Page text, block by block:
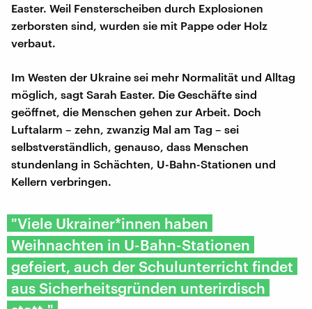
Easter. Weil Fensterscheiben durch Explosionen
zerborsten sind, wurden sie mit Pappe oder Holz
verbaut.
Im Westen der Ukraine sei mehr Normalität und Alltag
möglich, sagt Sarah Easter. Die Geschäfte sind
geöffnet, die Menschen gehen zur Arbeit. Doch
Luftalarm – zehn, zwanzig Mal am Tag – sei
selbstverständlich, genauso, dass Menschen
stundenlang in Schächten, U-Bahn-Stationen und
Kellern verbringen.
"Viele Ukrainer*innen haben
Weihnachten in U-Bahn-Stationen
gefeiert, auch der Schulunterricht findet
aus Sicherheitsgründen unterirdisch